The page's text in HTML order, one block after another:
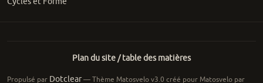
Plan du site / table des matières
Propulsé par Dotclear— Thème Matosvelo v3.0 créé pour Matosvelo par